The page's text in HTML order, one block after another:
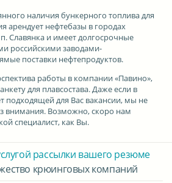
наличия бункерного топлива для
арендует нефтебазы в городах
Славянка и имеет долгосрочные
российскими заводами-
поставки нефтепродуктов.
работы в компании «Павино»,
для плавсостава. Даже если в
подходящей для Вас вакансии, мы не
внимания. Возможно, скоро нам
специалист, как Вы.
рассылки вашего резюме
крюинговых компаний